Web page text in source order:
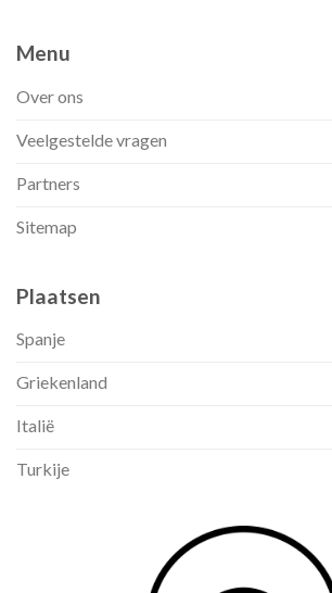
Menu
Over ons
Veelgestelde vragen
Partners
Sitemap
Plaatsen
Spanje
Griekenland
Italië
Turkije